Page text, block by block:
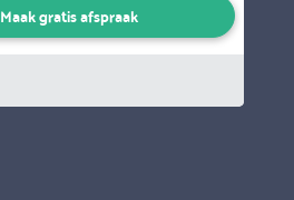
Maak gratis afspraak